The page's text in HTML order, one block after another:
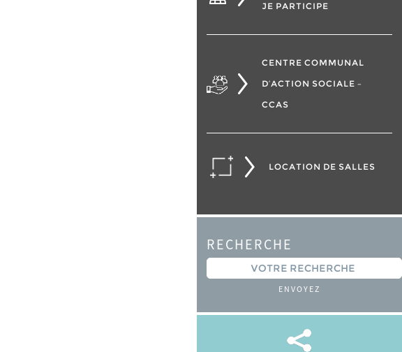
JE PARTICIPE
CENTRE COMMUNAL
D’ACTION SOCIALE –
CCAS
LOCATION DE SALLES
RECHERCHE
ENVOYEZ